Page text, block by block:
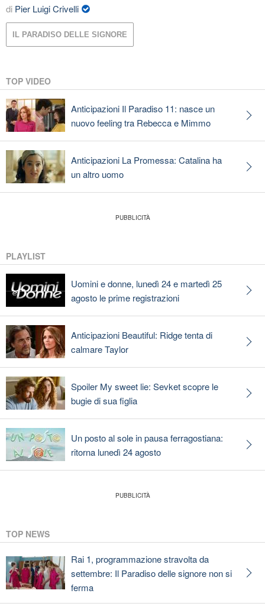
di Pier Luigi Crivelli
IL PARADISO DELLE SIGNORE
TOP VIDEO
Anticipazioni Il Paradiso 11: nasce un
nuovo feeling tra Rebecca e Mimmo
Anticipazioni La Promessa: Catalina ha
un altro uomo
PLAYLIST
Uomini e donne, lunedì 24 e martedì 25
agosto le prime registrazioni
Anticipazioni Beautiful: Ridge tenta di
calmare Taylor
Spoiler My sweet lie: Sevket scopre le
bugie di sua figlia
Un posto al sole in pausa ferragostiana:
ritorna lunedì 24 agosto
TOP NEWS
Rai 1, programmazione stravolta da
settembre: Il Paradiso delle signore non si
ferma